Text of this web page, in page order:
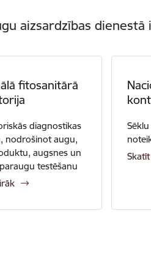
aizsardzības
fitosanitārā
diagnostikas
nodrošinot augu,
augsnes un
testēšanu